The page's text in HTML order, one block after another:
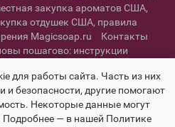
закупка ароматов США,
отдушек США, правила
Magicsoap.ru
Контакты
пошагово: инструкции
соглашение
для работы сайта. Часть из них
и безопасности, другие помогают
Некоторые данные могут
Подробнее — в нашей Политике